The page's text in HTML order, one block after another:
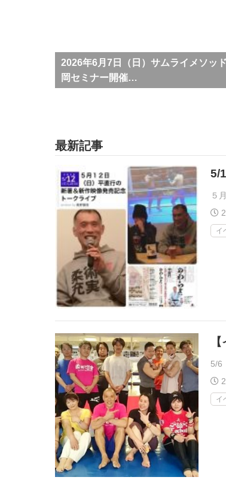
2026年6月7日（日）サムライメソッ
岡セミナー開催…
最新記事
5/
５
イ
5/6
イ